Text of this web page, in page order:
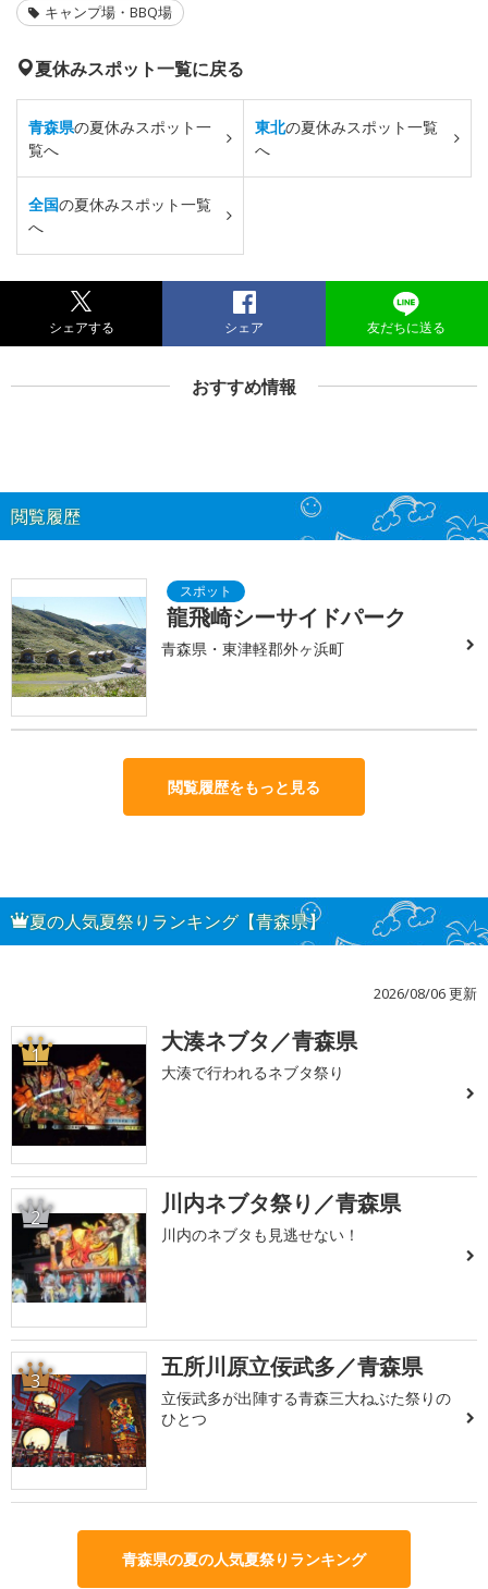
キャンプ場・BBQ場
夏休みスポット一覧に戻る
青森県の夏休みスポット一
覧へ
東北の夏休みスポット一覧
へ
全国の夏休みスポット一覧
へ
シェアする シェア 友だちに送る
おすすめ情報
閲覧履歴
龍飛崎シーサイドパーク
青森県・東津軽郡外ヶ浜町
閲覧履歴をもっと見る
夏の人気夏祭りランキング【青森県】
2026/08/06 更新
1 大湊ネブタ／青森県
大湊で行われるネブタ祭り
2 川内ネブタ祭り／青森県
川内のネブタも見逃せない！
3 五所川原立佞武多／青森県
立佞武多が出陣する青森三大ねぶた祭りの
ひとつ
青森県の夏の人気夏祭りランキング